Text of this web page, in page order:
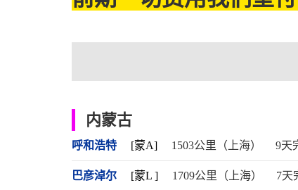
内蒙古
呼和浩特 [蒙A] 1503公里（上海） 9天
巴彦淖尔 [蒙L ] 1709公里（上海） 7天